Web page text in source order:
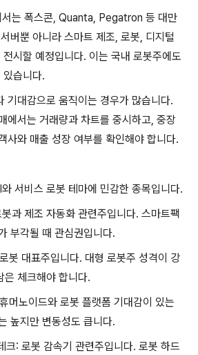
는 폭스콘, Quanta, Pegatron 등 대만
버뿐 아니라 스마트 제조, 로봇, 디지털
시할 예정입니다. 이는 국내 로봇주에도
있습니다.
기대감으로 움직이는 경우가 많습니다.
에서는 거래량과 차트를 중시하고, 중장
사와 매출 성장 여부를 확인해야 합니다.
서비스 로봇 테마에 민감한 종목입니다.
과 제조 자동화 관련주입니다. 스마트팩
부각될 때 관심권입니다.
봇 대표주입니다. 대형 로봇주 성격이 강
은 체크해야 합니다.
머노이드와 로봇 플랫폼 기대감이 있는
높지만 변동성도 큽니다.
크: 로봇 감속기 관련주입니다. 로봇 하드